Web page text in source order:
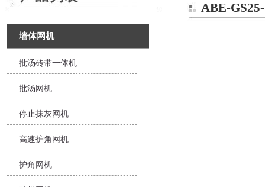
墙体网机
批汤砖带一体机
批汤网机
停止抹灰网机
高速护角网机
护角网机
ABE-